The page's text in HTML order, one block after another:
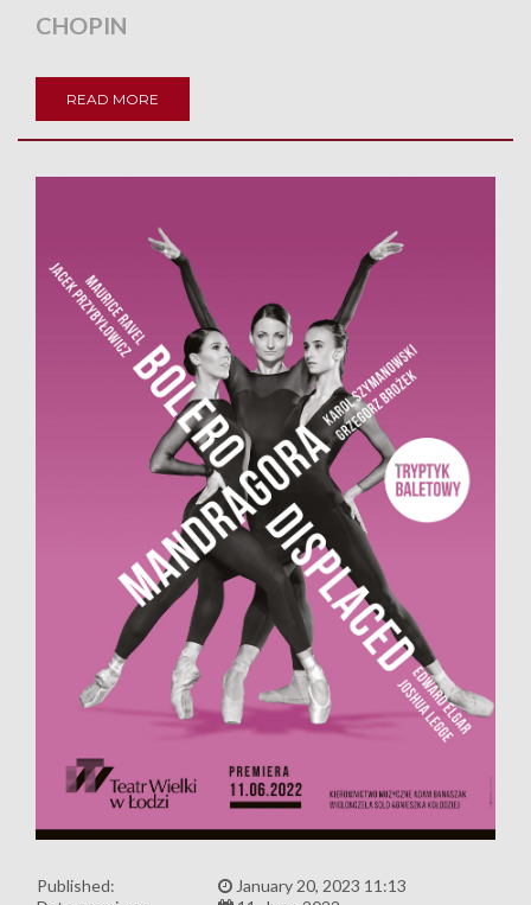
CHOPIN
READ MORE
Published:
January 20, 2023 11:13